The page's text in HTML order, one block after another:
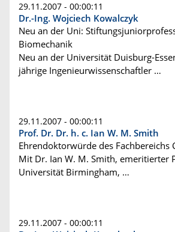
29.11.2007 - 00:00:11
Dr.-Ing. Wojciech Kowalczyk
Neu an der Uni:
Biomechanik
Neu an der Universität Duisburg-
jährige Ingenieurwissenschaftler …
29.11.2007 - 00:00:11
Prof. Dr. Dr. h. c. Ian W. M. Smith
Ehrendoktorwürde des Fachbereichs
Mit Dr. Ian W. M. Smith, emeritierter
Universität Birmingham, …
29.11.2007 - 00:00:11